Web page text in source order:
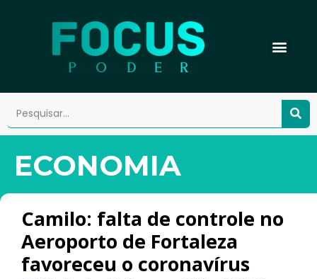
ECONOMIA
Camilo: falta de controle no
Aeroporto de Fortaleza
favoreceu o coronavírus